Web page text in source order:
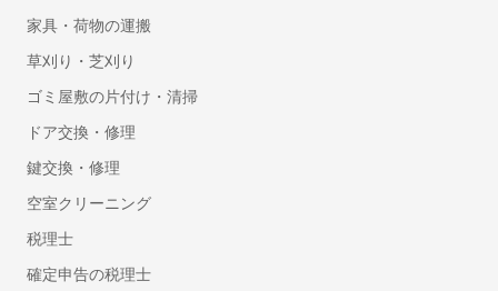
動画撮影
セミナー・講演会・イベント動画撮影
鍵・防犯対策
鍵交換・修理
鍵開け・鍵屋
盗聴器・盗撮器の調査・発見
行政書士
車庫証明に強い行政書士
家具・荷物の運搬
草刈り・芝刈り
ゴミ屋敷の片付け・清掃
ドア交換・修理
鍵交換・修理
空室クリーニング
税理士
確定申告の税理士